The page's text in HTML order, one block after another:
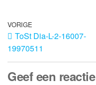
VORIGE
ToSt Dia-L-2-16007-
19970511
Geef een reactie